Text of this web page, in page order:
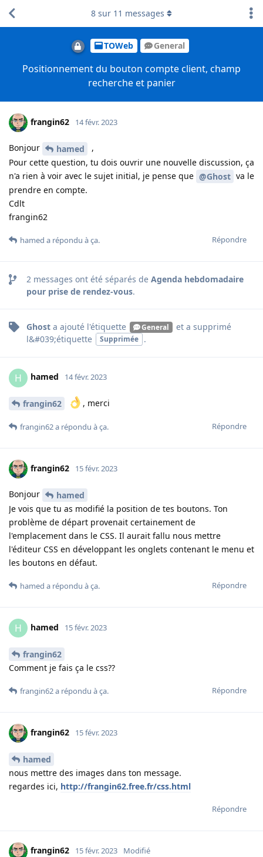
TOWeb General
Positionnement du bouton compte client, champ
recherche et panier
8 sur 11 messages
frangin62 14 févr. 2023
Bonjour hamed
,
Pour cette question, tu dois ouvrir une nouvelle discussion, ça
n'a rien à voir avec le sujet initial, je pense que @Ghost va le
prendre en compte.
Cdlt
frangin62
Répondre
hamed a répondu à ça.
2 messages ont été séparés de Agenda hebdomadaire
pour prise de rendez-vous.
Ghost a ajouté l'étiquette General
et a supprimé
l&#039;étiquette
Supprimée .
H hamed 14 févr. 2023
frangin62 , merci
Répondre
frangin62a répondu à ça.
frangin62 15 févr. 2023
Bonjour
hamed
Je vois que tu as modifié la position de tes boutons. Ton
problème de départ provenait certainement de
l'emplacement dans le CSS. Il aurait fallu nous mettre
l'éditeur CSS en développant les onglets contenant le menu et
les boutons en défaut.
Répondre
hamed a répondu à ça.
H hamed 15 févr. 2023
frangin62
Comment je fais ça le css??
Répondre
frangin62a répondu à ça.
frangin62 15 févr. 2023
hamed
nous mettre des images dans ton message.
regardes ici, http://frangin62.free.fr/css.html
Répondre
frangin62 15 févr. 2023 Modifié